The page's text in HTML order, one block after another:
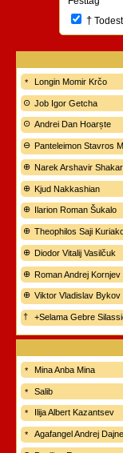
†
Longin Momir Krčo
Job Igor Getcha
Andrei Dan Hoarște
Panteleimon Stavros
Narek Arshavir
Kjud Nakkashian
Ilarion Roman Šukalo
Theophilos Saji
Diodor Vitalij Vasilčuk
Roman Andrej Kornjev
Viktor Vladislav Bykov
+Selama Gebre
Mina Anba Mina
Salib
Ilija Albert Kazantsev
Agafangel Andrej